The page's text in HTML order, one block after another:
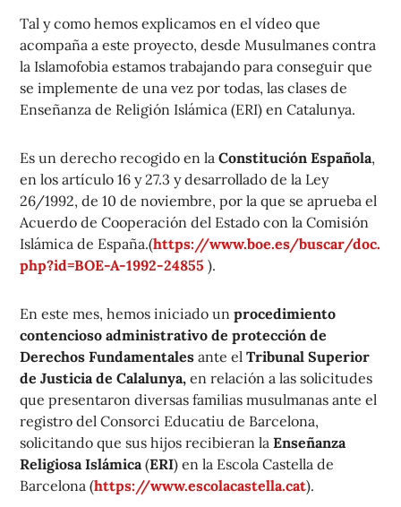
Tal y como hemos explicamos en el vídeo que
acompaña a este proyecto, desde Musulmanes contra
la Islamofobia estamos trabajando para conseguir que
se implemente de una vez por todas, las clases de
Enseñanza de Religión Islámica (ERI) en Catalunya.
Es un derecho recogido en laConstitución Española,
en los artículo 16 y 27.3 y desarrollado de la Ley
26/1992, de 10 de noviembre, por la que se aprueba el
Acuerdo de Cooperación del Estado con la Comisión
Islámica de España.(https://www.boe.es/buscar/doc.
php?id=BOE-A-1992-24855 ).
En este mes, hemos iniciado unprocedimiento
contencioso administrativo de protección de
Derechos Fundamentales ante elTribunal Superior
de Justicia de Calalunya, en relación a las solicitudes
que presentaron diversas familias musulmanas ante el
registro del Consorci Educatiu de Barcelona,
solicitando que sus hijos recibieran laEnseñanza
Religiosa Islámica (ERI) en la Escola Castella de
Barcelona (https://www.escolacastella.cat).